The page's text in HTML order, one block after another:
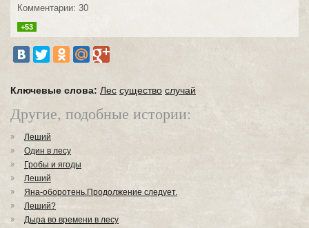
Комментарии: 30
+53
Ключевые слова: Лес существо случай
Другие, подобные истории:
Леший
Один в лесу
Гробы и ягоды
Леший
Яна-оборотень.Продолжение следует.
Леший?
Дыра во времени в лесу